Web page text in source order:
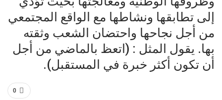
إلى تطابقها ونشاطها مع الواقع المجتمعي
من أجل نجاحها واحتضان الشعب وثقته
بها. يقول المثل : (اتعظ بالماضي من أجل
أن تكون أكثر خبرة في المستقبل).
0